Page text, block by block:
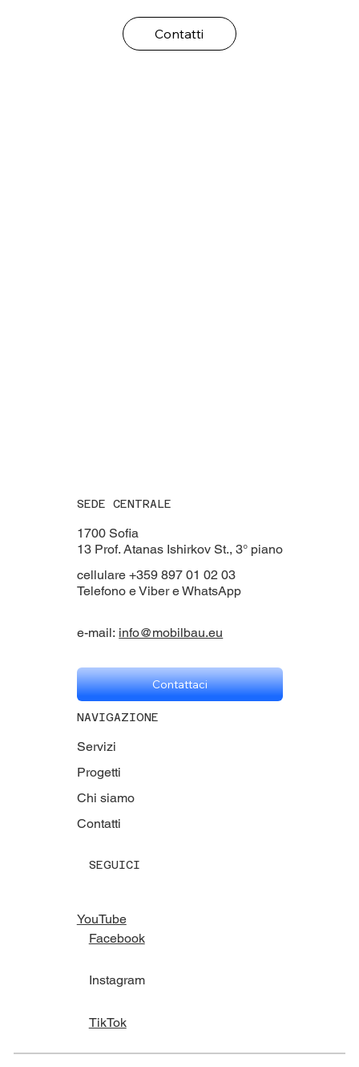
Contatti
SEDE CENTRALE
1700 Sofia
13 Prof. Atanas Ishirkov St., 3° ​​piano
cellulare +359 897 01 02 03
Telefono e Viber e WhatsApp
e-mail: info@mobilbau.eu
Contattaci
NAVIGAZIONE
Servizi
Progetti
Chi siamo
Contatti
SEGUICI
Facebook
YouTube
Instagram
TikTok